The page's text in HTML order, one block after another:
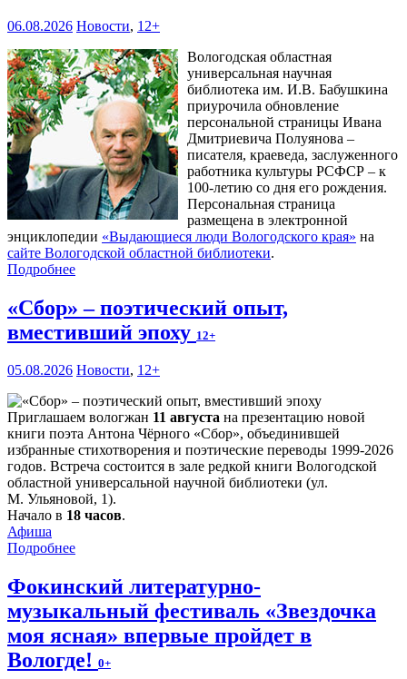
06.08.2026 Новости, 12+
Вологодская областная
универсальная научная
библиотека им. И.В. Бабушкина
приурочила обновление
персональной страницы Ивана
Дмитриевича Полуянова –
писателя, краеведа, заслуженного
работника культуры РСФСР – к
100‑летию со дня его рождения.
Персональная страница
размещена в электронной
энциклопедии «Выдающиеся люди Вологодского края» на
сайте Вологодской областной библиотеки.
Подробнее
«Сбор» – поэтический опыт,
вместивший эпоху 12+
05.08.2026 Новости, 12+
Приглашаем вологжан 11 августа на презентацию новой
книги поэта Антона Чёрного «Сбор», объединившей
избранные стихотворения и поэтические переводы 1999-2026
годов. Встреча состоится в зале редкой книги Вологодской
областной универсальной научной библиотеки (ул.
М. Ульяновой, 1).
Начало в 18 часов.
Афиша
Подробнее
Фокинский литературно-
музыкальный фестиваль «Звездочка
моя ясная» впервые пройдет в
Вологде! 0+